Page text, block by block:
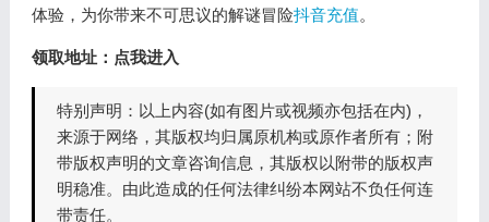
体验，为你带来不可思议的解谜冒险抖音充值。
领取地址：点我进入
特别声明：以上内容(如有图片或视频亦包括在内)，
来源于网络，其版权均归属原机构或原作者所有；附
带版权声明的文章咨询信息，其版权以附带的版权声
明稳准。由此造成的任何法律纠纷本网站不负任何连
带责任。